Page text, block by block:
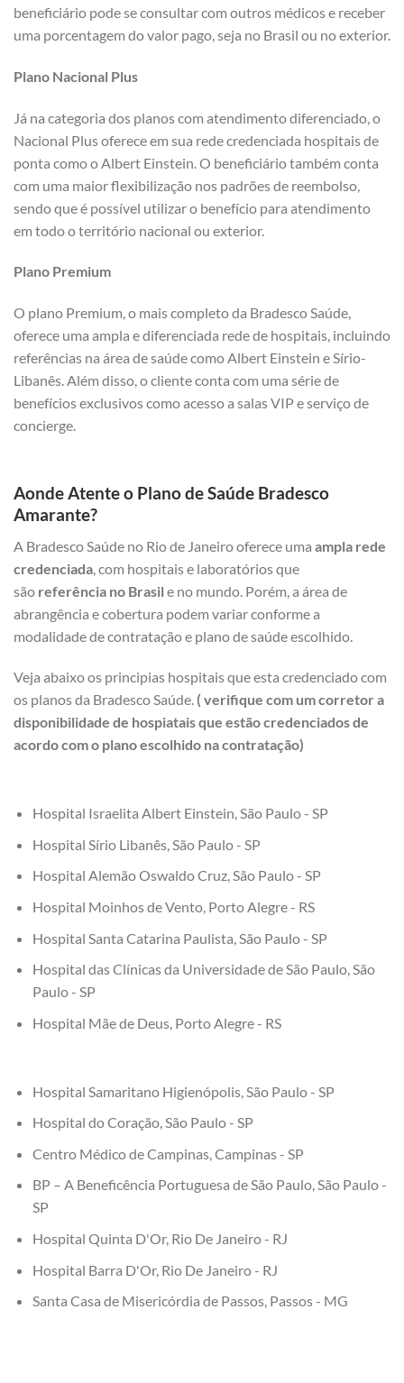
beneficiário pode se consultar com outros médicos e receber
uma porcentagem do valor pago, seja no Brasil ou no exterior.
Plano Nacional Plus
Já na categoria dos planos com atendimento diferenciado, o
Nacional Plus oferece em sua rede credenciada hospitais de
ponta como o Albert Einstein. O beneficiário também conta
com uma maior flexibilização nos padrões de reembolso,
sendo que é possível utilizar o benefício para atendimento
em todo o território nacional ou exterior.
Plano Premium
O plano Premium, o mais completo da Bradesco Saúde,
oferece uma ampla e diferenciada rede de hospitais, incluindo
referências na área de saúde como Albert Einstein e Sírio-
Libanês. Além disso, o cliente conta com uma série de
benefícios exclusivos como acesso a salas VIP e serviço de
concierge.
Aonde Atente o Plano de Saúde Bradesco
Amarante?
A Bradesco Saúde no Rio de Janeiro oferece uma ampla rede
credenciada , com hospitais e laboratórios que
são referência no Brasil e no mundo. Porém, a área de
abrangência e cobertura podem variar conforme a
modalidade de contratação e plano de saúde escolhido.
Veja abaixo os principias hospitais que esta credenciado com
os planos da Bradesco Saúde. ( verifique com um corretor a
disponibilidade de hospiatais que estão credenciados de
acordo com o plano escolhido na contratação)
Hospital Israelita Albert Einstein, São Paulo - SP
Hospital Sírio Libanês, São Paulo - SP
Hospital Alemão Oswaldo Cruz, São Paulo - SP
Hospital Moinhos de Vento, Porto Alegre - RS
Hospital Santa Catarina Paulista, São Paulo - SP
Hospital das Clínicas da Universidade de São Paulo, São
Paulo - SP
Hospital Mãe de Deus, Porto Alegre - RS
Hospital Samaritano Higienópolis, São Paulo - SP
Hospital do Coração, São Paulo - SP
Centro Médico de Campinas, Campinas - SP
BP – A Beneficência Portuguesa de São Paulo, São Paulo -
SP
Hospital Quinta D'Or, Rio De Janeiro - RJ
Hospital Barra D'Or, Rio De Janeiro - RJ
Santa Casa de Misericórdia de Passos, Passos - MG